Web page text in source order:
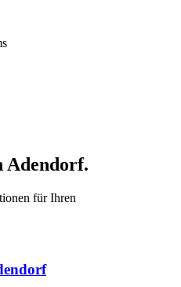
Adendorf.
für Ihren